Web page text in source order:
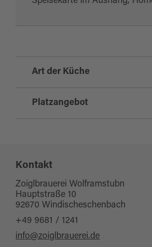
Brauereigaststätte
Zoiglstube
Art der Küche
regionale Küche
Platzangebot
Sitzplätze Außenbereich:
Kontakt
Zoiglbrauerei Wolframstubn
Hauptstraße 10
92670 Windischeschenbach
+49 9681 / 1241
info@zoiglbrauerei.de